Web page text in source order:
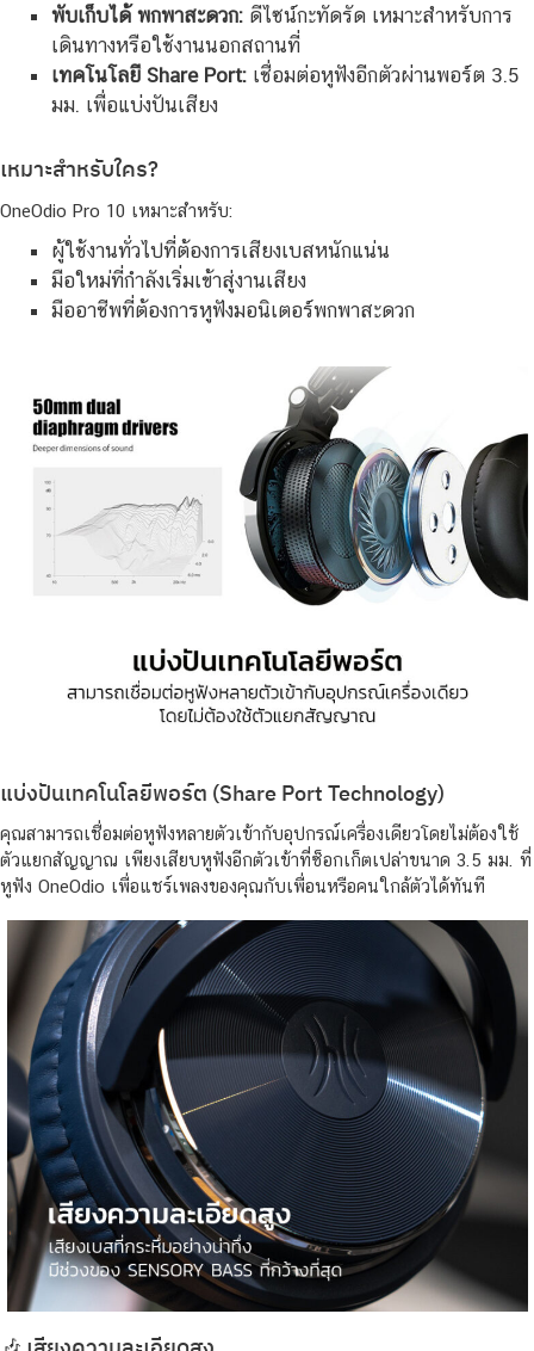
พับเก็บได้ พกพาสะดวก:ดีไซน์กะทัดรัด เหมาะสำหรับการ
เดินทางหรือใช้งานนอกสถานที่
เทคโนโลยี Share Port:เชื่อมต่อหูฟังอีกตัวผ่านพอร์ต 3.5
มม. เพื่อแบ่งปันเสียง
เหมาะสำหรับใคร?
OneOdio Pro 10 เหมาะสำหรับ:
ผู้ใช้งานทั่วไปที่ต้องการเสียงเบสหนักแน่น
มือใหม่ที่กำลังเริ่มเข้าสู่งานเสียง
มืออาชีพที่ต้องการหูฟังมอนิเตอร์พกพาสะดวก
แบ่งปันเทคโนโลยีพอร์ต (Share Port Technology)
คุณสามารถเชื่อมต่อหูฟังหลายตัวเข้ากับอุปกรณ์เครื่องเดียวโดยไม่ต้องใช้
ตัวแยกสัญญาณ เพียงเสียบหูฟังอีกตัวเข้าที่ซ็อกเก็ตเปล่าขนาด 3.5 มม. ที่
หูฟัง OneOdio เพื่อแชร์เพลงของคุณกับเพื่อนหรือคนใกล้ตัวได้ทันที